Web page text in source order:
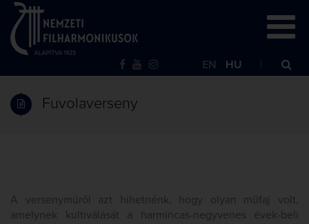
EN HU
Fuvolaverseny
A versenyműről azt hihetnénk, hogy olyan műfaj volt,
amelynek kultiválását a harmincas-negyvenes évek-beli